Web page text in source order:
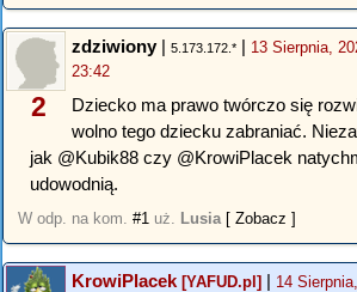
2
zdziwiony| 5.173.172.* | 13 Sierpnia,
23:42
Dziecko ma prawo twórczo się
wolno tego dziecku zabraniać.
jak @Kubik88 czy @KrowiPlacek
udowodnią.
W odp. na kom. #1 uż. Lusia [ Zobacz ]
KrowiPlacek [YAFUD.pl] | 14 Sierpnia,